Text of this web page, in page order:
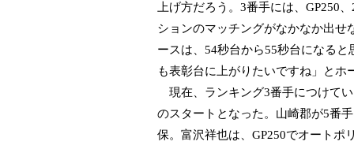
上げ方だろう。3番手には、GP250
ションのマッチングがなかなか出せ
ースは、54秒台から55秒台になる
も表彰台に上がりたいですね」とホ
現在、ランキング3番手につけて
のスタートとなった。山崎郡が5番
保。富沢祥也は、GP250でオートポ